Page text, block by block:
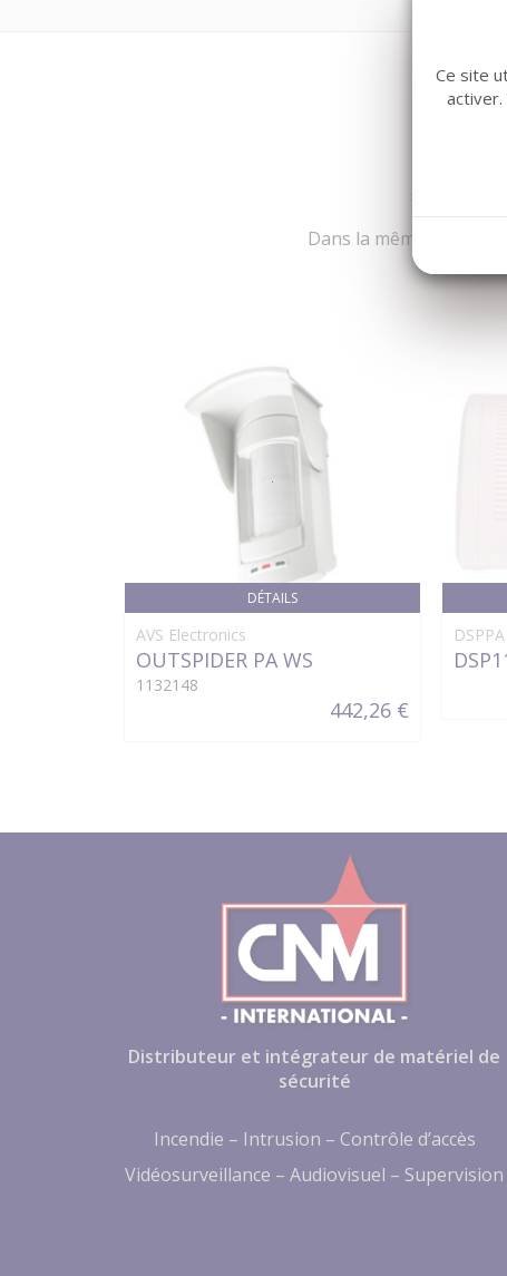
Dans la même famille
DÉTAILS
AVS Electronics
OUTSPIDER PA WS
1132148
442,26 €
DSPPA
Distributeur et intégrateur de matériel de
sécurité
Incendie – Intrusion – Contrôle d’accès
Vidéosurveillance – Audiovisuel – Supervision
Ce site